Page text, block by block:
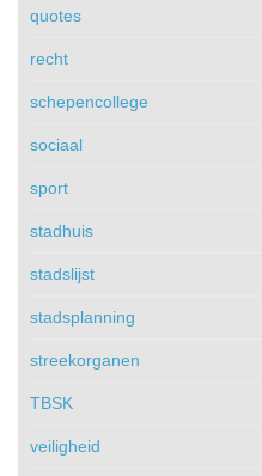
quotes
recht
schepencollege
sociaal
sport
stadhuis
stadslijst
stadsplanning
streekorganen
TBSK
veiligheid